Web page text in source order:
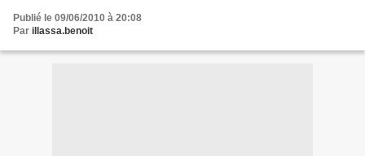
Publié le 09/06/2010 à 20:08
Par illassa.benoit